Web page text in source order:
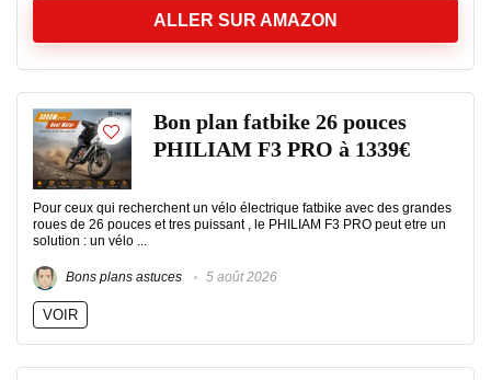
ALLER SUR AMAZON
Bon plan fatbike 26 pouces
PHILIAM F3 PRO à 1339€
Pour ceux qui recherchent un vélo électrique fatbike avec des grandes
roues de 26 pouces et tres puissant , le PHILIAM F3 PRO peut etre un
solution : un vélo ...
Bons plans astuces 5 août 2026
VOIR